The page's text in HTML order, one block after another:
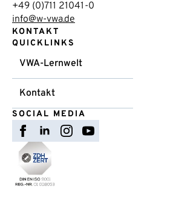
+49 (0)711 21041-0
info@w-vwa.de
KONTAKT
QUICKLINKS
VWA-Lernwelt
Kontakt
SOCIAL MEDIA